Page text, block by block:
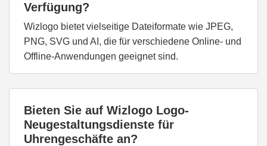
Verfügung?
Wizlogo bietet vielseitige Dateiformate wie JPEG,
PNG, SVG und AI, die für verschiedene Online- und
Offline-Anwendungen geeignet sind.
Bieten Sie auf Wizlogo Logo-
Neugestaltungsdienste für
Uhrengeschäfte an?